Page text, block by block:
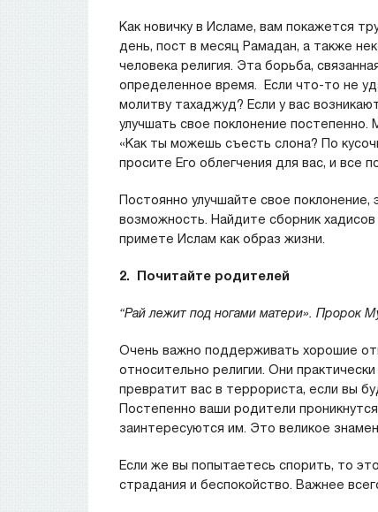
Как новичку в Исламе, вам покажется
день, пост в месяц Рамадан, а также
человека религия. Эта борьба,
определенное время. Если что-то не
молитву тахаджуд? Если у вас
улучшать свое поклонение
«Как ты можешь съесть слона? По
просите Его облегчения для вас, и все
Постоянно улучшайте свое поклонение,
возможность. Найдите сборник
примете Ислам как образ жизни.
2. Почитайте родителей
“Рай лежит под ногами матери». Пророк
Очень важно поддерживать хорошие
относительно религии. Они
превратит вас в террориста, если вы
Постепенно ваши родители
заинтересуются им. Это великое
Если же вы попытаетесь спорить, то
страдания и беспокойство. Важнее